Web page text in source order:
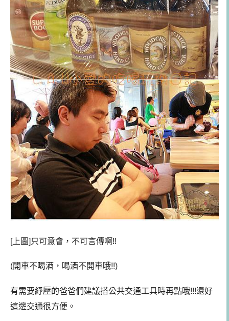
[上圖]只可意會，不可言傳啊!!
(開車不喝酒，喝酒不開車哦!!)
有需要紓壓的爸爸們建議搭公共交通工具時再點哦!!!還好
這邊交通很方便。